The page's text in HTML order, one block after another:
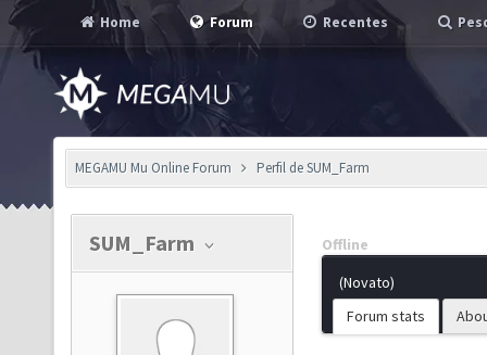
Home Forum Recentes
MEGAMU Mu Online Forum Perfil de SUM_Farm
SUM_Farm
Offline
(Novato)
Forum stats